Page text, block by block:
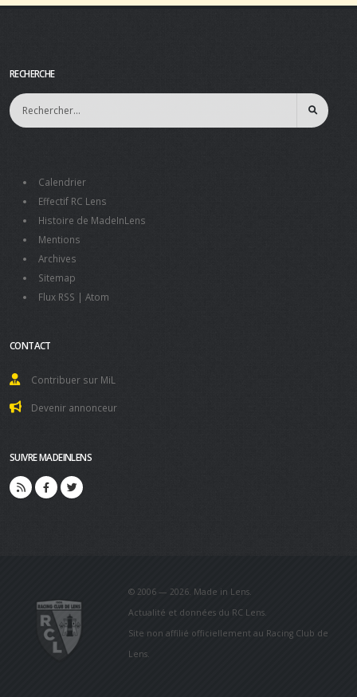
RECHERCHE
Calendrier
Effectif RC Lens
Histoire de MadeInLens
Mentions
Archives
Sitemap
Flux RSS | Atom
CONTACT
Contribuer sur MiL
Devenir annonceur
SUIVRE MADEINLENS
© 2006 — 2026. Made in Lens.
Actualité et données du RC Lens.
Site non affilié officiellement au Racing Club de
Lens.